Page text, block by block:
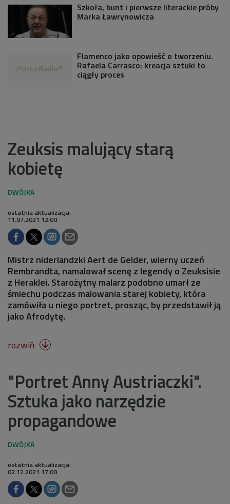
Szkoła, bunt i pierwsze literackie próby
Marka Ławrynowicza
Flamenco jako opowieść o tworzeniu.
Rafaela Carrasco: kreacja sztuki to
ciągły proces
Zeuksis malujący starą
kobietę
ostatnia aktualizacja:
11.07.2021 12:00
Mistrz niderlandzki Aert de Gelder, wierny uczeń
Rembrandta, namalował scenę z legendy o Zeuksisie
z Heraklei. Starożytny malarz podobno umarł ze
śmiechu podczas malowania starej kobiety, która
zamówiła u niego portret, prosząc, by przedstawił ją
jako Afrodytę.
rozwiń 
"Portret Anny Austriaczki".
Sztuka jako narzędzie
propagandowe
ostatnia aktualizacja:
02.12.2021 17:00